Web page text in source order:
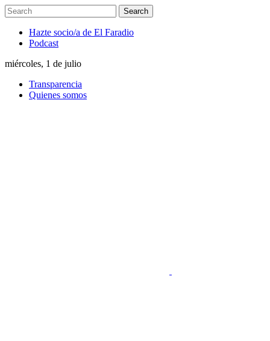
Hazte socio/a de El Faradio
Podcast
miércoles, 1 de julio
Transparencia
Quienes somos